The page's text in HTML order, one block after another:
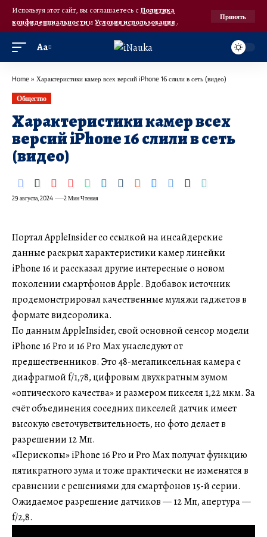
Используя этот сайт, вы соглашаетесь с Политика
конфиденциальностииУсловия использования.
Принять
Аа
Home » Характеристики камер всех версий iPhone 16 слили в сеть (видео)
Общество
Характеристики камер всех
версий iPhone 16 слили в сеть
(видео)
29 августа, 2024 2 Мин Чтения
Портал AppleInsider со ссылкой на инсайдерские
данные раскрыл характеристики камер линейки
iPhone 16 и рассказал другие интересные о новом
поколении смартфонов Apple. Вдобавок источник
продемонстрировал качественные муляжи гаджетов в
формате видеоролика.
По данным AppleInsider, свой основной сенсор модели
iPhone 16 Pro и 16 Pro Max унаследуют от
предшественников. Это 48-мегапиксельная камера с
диафрагмой f/1,78, цифровым двухкратным зумом
«оптического качества» и размером пикселя 1,22 мкм. За
счёт объединения соседних пикселей датчик имеет
высокую светочувствительность, но фото делает в
разрешении 12 Мп.
«Перископы» iPhone 16 Pro и Pro Max получат функцию
пятикратного зума и тоже практически не изменятся в
сравнении с решениями для смартфонов 15-й серии.
Ожидаемое разрешение датчиков — 12 Мп, апертура —
f/2,8.